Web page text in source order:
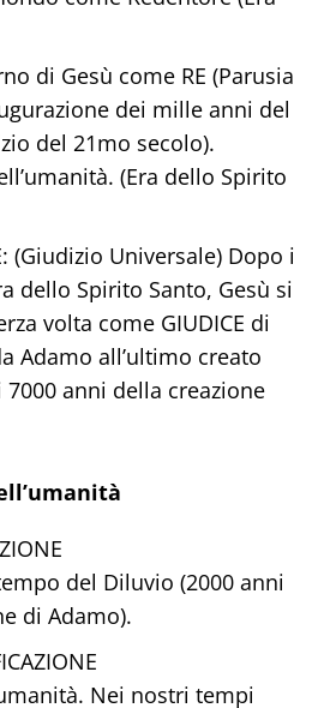
di Gesù come RE (Parusia
dei mille anni del
del 21mo secolo).
(Era dello Spirito
(Giudizio Universale) Dopo i
dello Spirito Santo, Gesù si
volta come GIUDICE di
Adamo all’ultimo creato
anni della creazione
del Diluvio (2000 anni
di Adamo).
Nei nostri tempi